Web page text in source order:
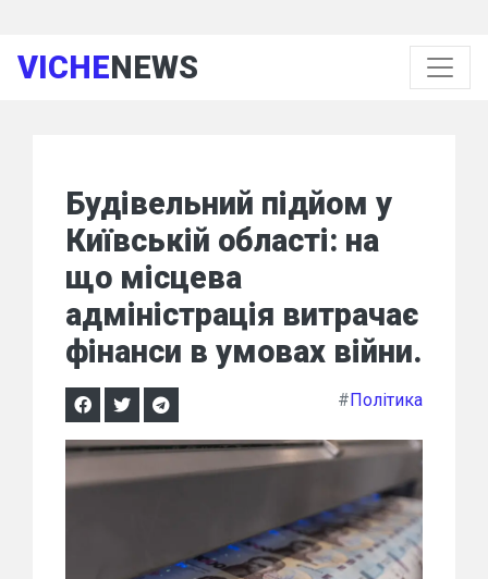
VICHENEWS
Будівельний підйом у
Київській області: на
що місцева
адміністрація витрачає
фінанси в умовах війни.
#Політика